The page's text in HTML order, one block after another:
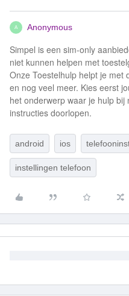
A Anonymous
Simpel is een sim-only
niet kunnen helpen met
Onze Toestelhulp helpt je met
en nog veel meer. Kies eerst
het onderwerp waar je hulp
instructies doorlopen.
android ios
instellingen telefoon